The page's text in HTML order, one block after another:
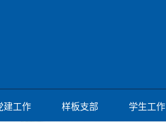
建工作 样板支部 学生工作